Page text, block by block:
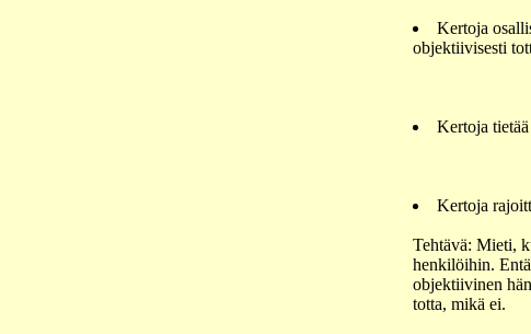
Kertoja
objektiivisesti
Kertoja
Kertoja
Tehtävä: Mieti,
henkilöihin.
objektiivinen
totta, mikä ei.